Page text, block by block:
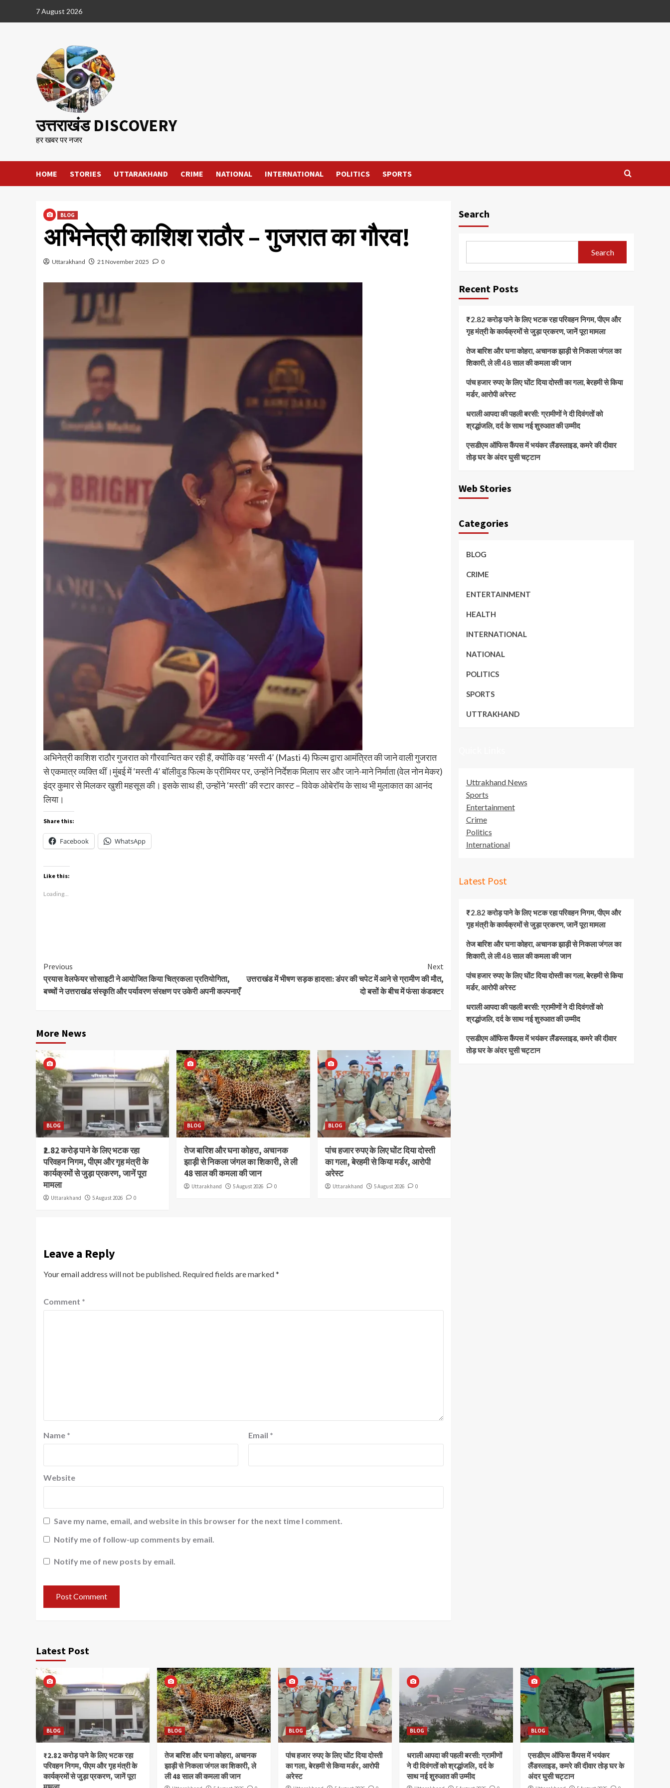
7 August 2026
उत्तराखंड DISCOVERY
हर खबर पर नजर
HOME STORIES UTTARAKHAND CRIME NATIONAL INTERNATIONAL POLITICS SPORTS
BLOG
अभिनेत्री काशिश राठौर – गुजरात का गौरव!
Uttarakhand 21 November 2025 0
अभिनेत्री काशिश राठौर गुजरात को गौरवान्वित कर रही हैं, क्योंकि वह ‘मस्ती 4’ (Masti 4) फिल्म द्वारा आमंत्रित की जाने वाली गुजरात
से एकमात्र व्यक्ति थीं।मुंबई में ‘मस्ती 4’ बॉलीवुड फिल्म के प्रीमियर पर, उन्होंने निर्देशक मिलाप सर और जाने-माने निर्माता (वेल नोन मेकर)
इंद्र कुमार से मिलकर खुशी महसूस की। इसके साथ ही, उन्होंने ‘मस्ती’ की स्टार कास्ट – विवेक ओबेरॉय के साथ भी मुलाकात का आनंद
लिया।
Share this:
Facebook WhatsApp
Like this:
Loading...
Continue
Reading
Previous
प्रयास वेलफेयर सोसाइटी ने आयोजित किया चित्रकला प्रतियोगिता,
बच्चों ने उत्तराखंड संस्कृति और पर्यावरण संरक्षण पर उकेरी अपनी कल्पनाएँ
Next
उत्तराखंड में भीषण सड़क हादसा: डंपर की चपेट में आने से ग्रामीण की मौत,
दो बसों के बीच में फंसा कंडक्टर
More News
BLOG
₹2.82 करोड़ पाने के लिए भटक रहा
परिवहन निगम, पीएम और गृह मंत्री के
कार्यक्रमों से जुड़ा प्रकरण, जानें पूरा
मामला
Uttarakhand 5 August 2026 0
BLOG
तेज बारिश और घना कोहरा, अचानक
झाड़ी से निकला जंगल का शिकारी, ले ली
48 साल की कमला की जान
Uttarakhand 5 August 2026 0
BLOG
पांच हजार रुपए के लिए घोंट दिया दोस्ती
का गला, बेरहमी से किया मर्डर, आरोपी
अरेस्ट
Uttarakhand 5 August 2026 0
Leave a Reply
Your email address will not be published. Required fields are marked*
Comment *
Name * Email *
Website
Save my name, email, and website in this browser for the next time I comment.
Notify me of follow-up comments by email.
Notify me of new posts by email.
Search
Search
Recent Posts
₹2.82 करोड़ पाने के लिए भटक रहा परिवहन निगम, पीएम और
गृह मंत्री के कार्यक्रमों से जुड़ा प्रकरण, जानें पूरा मामला
तेज बारिश और घना कोहरा, अचानक झाड़ी से निकला जंगल का
शिकारी, ले ली 48 साल की कमला की जान
पांच हजार रुपए के लिए घोंट दिया दोस्ती का गला, बेरहमी से किया
मर्डर, आरोपी अरेस्ट
धराली आपदा की पहली बरसी: ग्रामीणों ने दी दिवंगतों को
श्रद्धांजलि, दर्द के साथ नई शुरुआत की उम्मीद
एसडीएम ऑफिस कैंपस में भयंकर लैंडस्लाइड, कमरे की दीवार
तोड़ घर के अंदर घुसी चट्टान
Web Stories
Categories
BLOG
CRIME
ENTERTAINMENT
HEALTH
INTERNATIONAL
NATIONAL
POLITICS
SPORTS
UTTRAKHAND
Uttrakhand News
Sports
Entertainment
Crime
Politics
International
Latest Post
₹2.82 करोड़ पाने के लिए भटक रहा परिवहन निगम, पीएम और
गृह मंत्री के कार्यक्रमों से जुड़ा प्रकरण, जानें पूरा मामला
तेज बारिश और घना कोहरा, अचानक झाड़ी से निकला जंगल का
शिकारी, ले ली 48 साल की कमला की जान
पांच हजार रुपए के लिए घोंट दिया दोस्ती का गला, बेरहमी से किया
मर्डर, आरोपी अरेस्ट
धराली आपदा की पहली बरसी: ग्रामीणों ने दी दिवंगतों को
श्रद्धांजलि, दर्द के साथ नई शुरुआत की उम्मीद
एसडीएम ऑफिस कैंपस में भयंकर लैंडस्लाइड, कमरे की दीवार
तोड़ घर के अंदर घुसी चट्टान
Latest Post
BLOG
₹2.82 करोड़ पाने के लिए भटक रहा
परिवहन निगम, पीएम और गृह मंत्री के
कार्यक्रमों से जुड़ा प्रकरण, जानें पूरा
BLOG
तेज बारिश और घना कोहरा, अचानक
झाड़ी से निकला जंगल का शिकारी, ले
ली 48 साल की कमला की जान
BLOG
पांच हजार रुपए के लिए घोंट दिया दोस्ती
का गला, बेरहमी से किया मर्डर, आरोपी
अरेस्ट
BLOG
धराली आपदा की पहली बरसी: ग्रामीणों
ने दी दिवंगतों को श्रद्धांजलि, दर्द के
साथ नई शुरुआत की उम्मीद
BLOG
एसडीएम ऑफिस कैंपस में भयंकर
लैंडस्लाइड, कमरे की दीवार तोड़ घर के
अंदर घुसी चट्टान